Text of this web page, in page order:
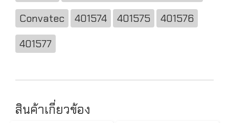
Convatec
401574 401575
401576
401577
สินค้าเกี่ยวข้อง